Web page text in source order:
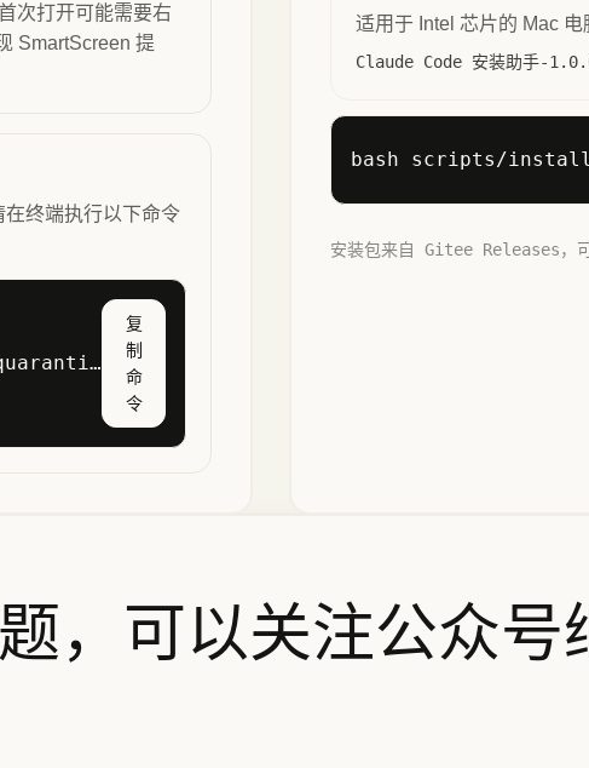
次打开可能需要右
SmartScreen 提
在终端执行以下命令
sudo xattr -r -d com.apple.quarantine /Applications/Claude\ Code\ 安装助手.app
复
制
命
令
适用于 Intel 芯片的 Mac 电
Claude Code 安装助手-
bash scripts/
安装包来自 Gitee Releases，
，可以关注公众号